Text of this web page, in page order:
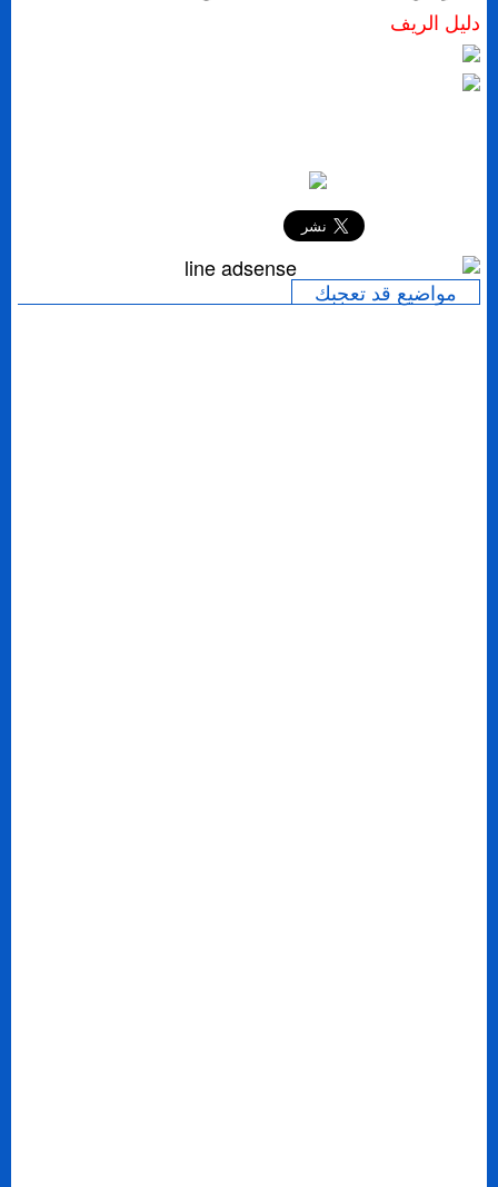
دليل الريف
مواضيع قد تعجبك